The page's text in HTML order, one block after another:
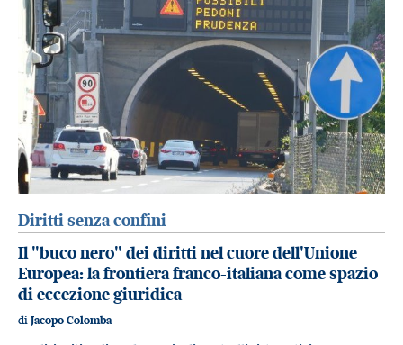
Diritti senza confini
Il "buco nero" dei diritti nel cuore dell'Unione
Europea: la frontiera franco-italiana come spazio
di eccezione giuridica
di Jacopo Colomba